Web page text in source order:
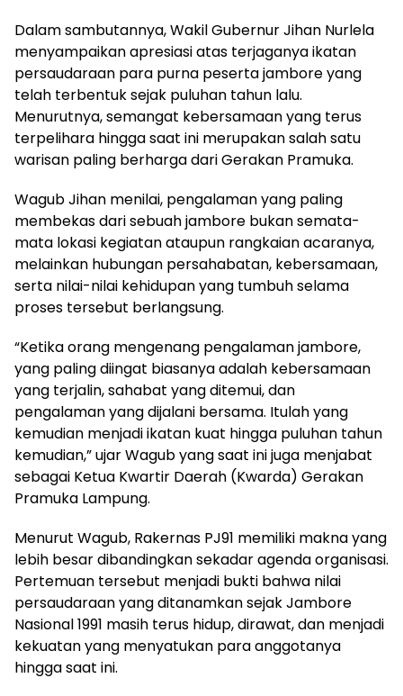
Dalam sambutannya, Wakil Gubernur Jihan Nurlela
menyampaikan apresiasi atas terjaganya ikatan
persaudaraan para purna peserta jambore yang
telah terbentuk sejak puluhan tahun lalu.
Menurutnya, semangat kebersamaan yang terus
terpelihara hingga saat ini merupakan salah satu
warisan paling berharga dari Gerakan Pramuka.
Wagub Jihan menilai, pengalaman yang paling
membekas dari sebuah jambore bukan semata-
mata lokasi kegiatan ataupun rangkaian acaranya,
melainkan hubungan persahabatan, kebersamaan,
serta nilai-nilai kehidupan yang tumbuh selama
proses tersebut berlangsung.
“Ketika orang mengenang pengalaman jambore,
yang paling diingat biasanya adalah kebersamaan
yang terjalin, sahabat yang ditemui, dan
pengalaman yang dijalani bersama. Itulah yang
kemudian menjadi ikatan kuat hingga puluhan tahun
kemudian,” ujar Wagub yang saat ini juga menjabat
sebagai Ketua Kwartir Daerah (Kwarda) Gerakan
Pramuka Lampung.
Menurut Wagub, Rakernas PJ91 memiliki makna yang
lebih besar dibandingkan sekadar agenda organisasi.
Pertemuan tersebut menjadi bukti bahwa nilai
persaudaraan yang ditanamkan sejak Jambore
Nasional 1991 masih terus hidup, dirawat, dan menjadi
kekuatan yang menyatukan para anggotanya
hingga saat ini.